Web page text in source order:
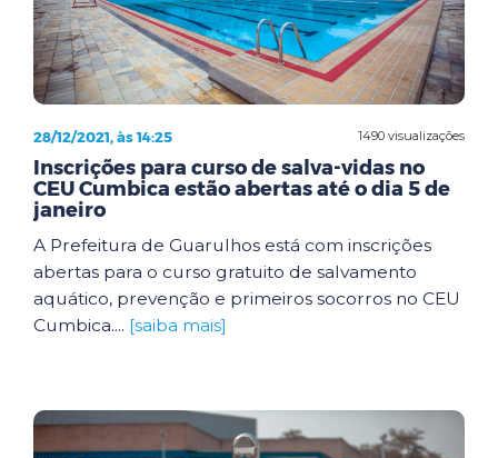
1490 visualizações
28/12/2021, às 14:25
Inscrições para curso de salva-vidas no
CEU Cumbica estão abertas até o dia 5 de
janeiro
A Prefeitura de Guarulhos está com inscrições
abertas para o curso gratuito de salvamento
aquático, prevenção e primeiros socorros no CEU
Cumbica.... [saiba mais]